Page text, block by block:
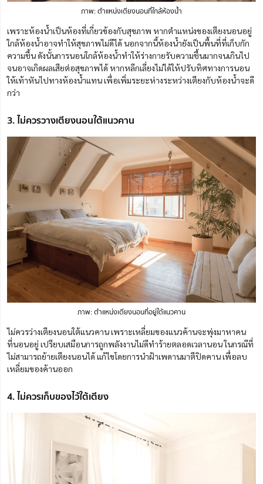
ภาพ: ตำแหน่งเตียงนอนที่ใกล้ห้องน้ำ
เพราะห้องน้ำเป็นห้องที่เกี่ยวข้องกับสุขภาพ หากตำแหน่งของเตียงนอนอยู่
ใกล้ห้องน้ำอาจทำให้สุขภาพไม่ดีได้ นอกจากนี้ห้องน้ำยังเป็นพื้นที่ที่เก็บกัก
ความชื้น ดังนั้นการนอนใกล้ห้องน้ำทำให้ร่างกายรับความชื้นมากจนเกินไป
จนอาจเกิดผลเสียต่อสุขภาพได้ หากหลีกเลี่ยงไม่ได้ให้ปรับทิศทางการนอน
ให้เท้าหันไปทางห้องน้ำแทนเพื่อเพิ่มระยะห่างระหว่างเตียงกับห้องน้ำจะดี
กว่า
3. ไม่ควรวางเตียงนอนใต้แนวคาน
ภาพ: ตำแหน่งเตียงนอนที่อยู่ใต้แนวคาน
ไม่ควรว่างเตียงนอนใต้แนวคาน เพราะเหลี่ยมของแนวค้านจะพุ่งมาหาคน
ที่นอนอยู่ เปรียบเสมือนการถูกพลังงานไม่ดีทำร้ายตลอดเวลานอน ในกรณีที่
ไม่สามารถย้ายเตียงนอนได้ แก้ไขโดยการนำฝ้าเพดานมาตีปิดคาน เพื่อลบ
เหลี่ยมของค้านออก
4. ไม่ควรเก็บของไว้ใต้เตียง